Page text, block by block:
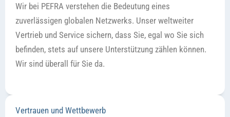
Wir bei PEFRA verstehen die Bedeutung eines
zuverlässigen globalen Netzwerks. Unser weltweiter
Vertrieb und Service sichern, dass Sie, egal wo Sie sich
befinden, stets auf unsere Unterstützung zählen können.
Wir sind überall für Sie da.
Vertrauen und Wettbewerb